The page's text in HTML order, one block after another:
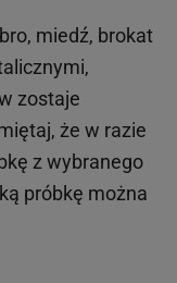
miedź, brokat
zostaje
że w razie
z wybranego
próbkę można